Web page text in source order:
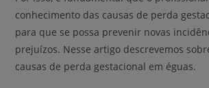
conhecimento das causas de perda
para que se possa prevenir novas
prejuízos. Nesse artigo descrevemos
causas de perda gestacional em éguas.